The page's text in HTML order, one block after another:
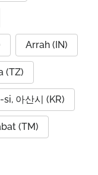
Arrah (IN)
(TZ)
si, 아산시 (KR)
(TM)